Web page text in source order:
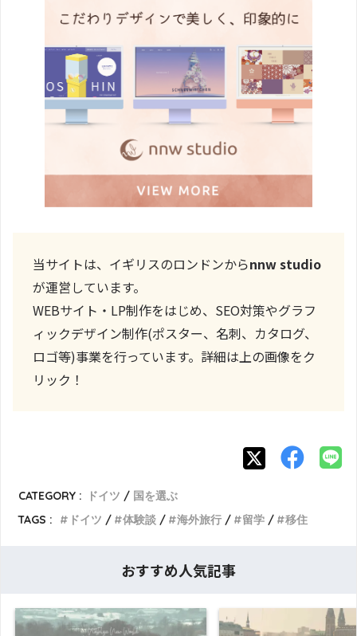
当サイトは、イギリスのロンドンからnnw studio
が運営しています。
WEBサイト・LP制作をはじめ、SEO対策やグラフ
ィックデザイン制作(ポスター、名刺、カタログ、
ロゴ等)事業を行っています。詳細は上の画像をク
リック！
CATEGORY : ドイツ
国を選ぶ
TAGS :
ドイツ 体験談 海外旅行 留学 移住
おすすめ人気記事